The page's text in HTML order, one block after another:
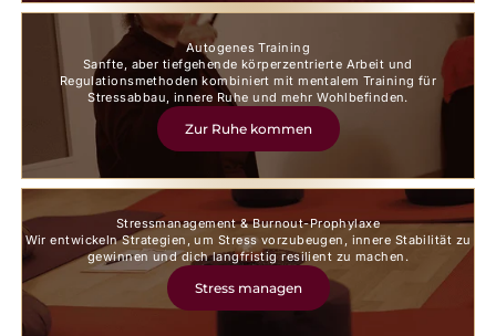
Autogenes Training
Sanfte, aber tiefgehende körperzentrierte Arbeit und
Regulationsmethoden kombiniert mit mentalem Training für
Stressabbau, innere Ruhe und mehr Wohlbefinden.
Zur Ruhe kommen
Stressmanagement & Burnout-Prophylaxe
Wir entwickeln Strategien, um Stress vorzubeugen, innere Stabilität zu
gewinnen und dich langfristig resilient zu machen.
Stress managen